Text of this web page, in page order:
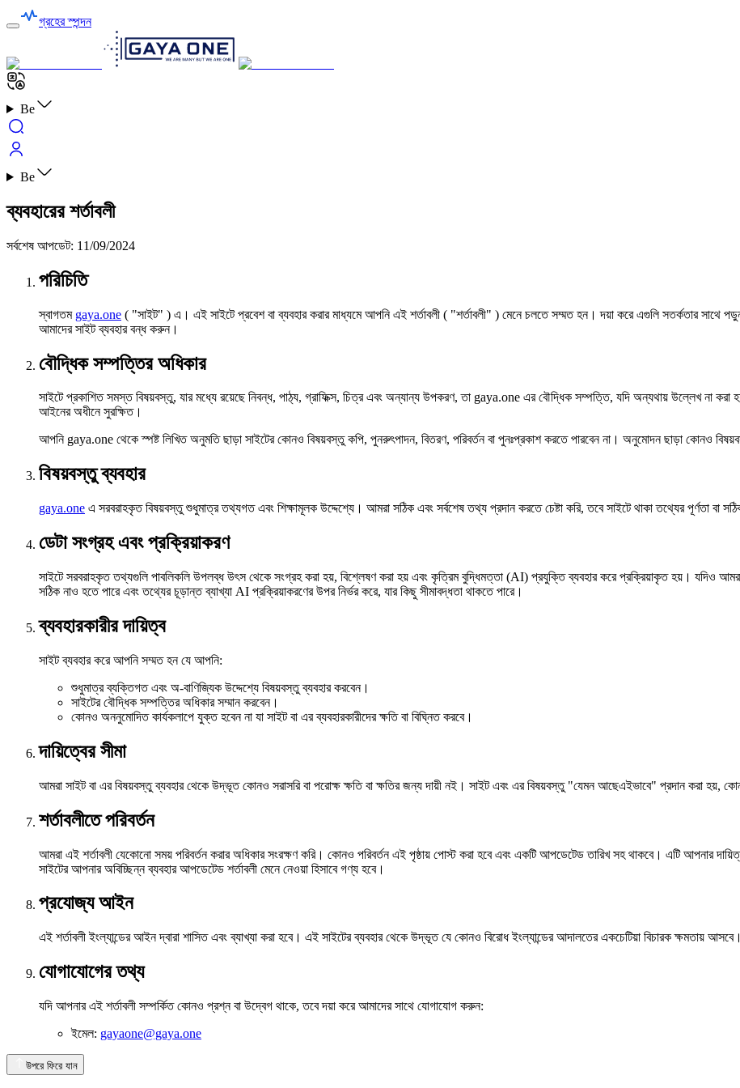
গ্রহের স্পন্দন
Be
Be
ব্যবহারের শর্তাবলী
সর্বশেষ আপডেট: 11/09/2024
পরিচিতি
স্বাগতম gaya.one ( "সাইট" ) এ। এই সাইটে প্রবেশ বা ব্যবহার করার মাধ্যমে আপনি এই শর্তাবলী ( "শর্তাবলী" ) মেনে চলতে সম্মত হন। দয়া করে এগুলি সতর্কতার সাথে
আমাদের সাইট ব্যবহার বন্ধ করুন।
বৌদ্ধিক সম্পত্তির অধিকার
সাইটে প্রকাশিত সমস্ত বিষয়বস্তু, যার মধ্যে রয়েছে নিবন্ধ, পাঠ্য, গ্রাফিক্স, চিত্র এবং অন্যান্য উপকরণ, তা gaya.one এর বৌদ্ধিক সম্পত্তি, যদি অন্যথায় উল্লেখ না
আইনের অধীনে সুরক্ষিত।
আপনি gaya.one থেকে স্পষ্ট লিখিত অনুমতি ছাড়া সাইটের কোনও বিষয়বস্তু কপি, পুনরুৎপাদন, বিতরণ, পরিবর্তন বা পুনঃপ্রকাশ করতে পারবেন না। অনুমোদন ছাড়া কোনও
বিষয়বস্তু ব্যবহার
gaya.one এ সরবরাহকৃত বিষয়বস্তু শুধুমাত্র তথ্যগত এবং শিক্ষামূলক উদ্দেশ্যে। আমরা সঠিক এবং সর্বশেষ তথ্য প্রদান করতে চেষ্টা করি, তবে সাইটে থাকা তথ্যের পূর্ণতা বা
ডেটা সংগ্রহ এবং প্রক্রিয়াকরণ
সাইটে সরবরাহকৃত তথ্যগুলি পাবলিকলি উপলব্ধ উৎস থেকে সংগ্রহ করা হয়, বিশ্লেষণ করা হয় এবং কৃত্রিম বুদ্ধিমত্তা (AI) প্রযুক্তি ব্যবহার করে প্রক্রিয়াকৃত হয়। যদিও আমরা
সঠিক নাও হতে পারে এবং তথ্যের চূড়ান্ত ব্যাখ্যা AI প্রক্রিয়াকরণের উপর নির্ভর করে, যার কিছু সীমাবদ্ধতা থাকতে পারে।
ব্যবহারকারীর দায়িত্ব
সাইট ব্যবহার করে আপনি সম্মত হন যে আপনি:
শুধুমাত্র ব্যক্তিগত এবং অ-বাণিজ্যিক উদ্দেশ্যে বিষয়বস্তু ব্যবহার করবেন।
সাইটের বৌদ্ধিক সম্পত্তির অধিকার সম্মান করবেন।
কোনও অননুমোদিত কার্যকলাপে যুক্ত হবেন না যা সাইট বা এর ব্যবহারকারীদের ক্ষতি বা বিঘ্নিত করবে।
দায়িত্বের সীমা
আমরা সাইট বা এর বিষয়বস্তু ব্যবহার থেকে উদ্ভূত কোনও সরাসরি বা পরোক্ষ ক্ষতি বা ক্ষতির জন্য দায়ী নই। সাইট এবং এর বিষয়বস্তু "যেমন আছেএইভাবে" প্রদান করা হয়,
শর্তাবলীতে পরিবর্তন
আমরা এই শর্তাবলী যেকোনো সময় পরিবর্তন করার অধিকার সংরক্ষণ করি। কোনও পরিবর্তন এই পৃষ্ঠায় পোস্ট করা হবে এবং একটি আপডেটেড তারিখ সহ থাকবে। এটি আপনার
সাইটের আপনার অবিচ্ছিন্ন ব্যবহার আপডেটেড শর্তাবলী মেনে নেওয়া হিসাবে গণ্য হবে।
প্রযোজ্য আইন
এই শর্তাবলী ইংল্যান্ডের আইন দ্বারা শাসিত এবং ব্যাখ্যা করা হবে। এই সাইটের ব্যবহার থেকে উদ্ভূত যে কোনও বিরোধ ইংল্যান্ডের আদালতের একচেটিয়া বিচারক ক্ষমতায় আসবে।
যোগাযোগের তথ্য
যদি আপনার এই শর্তাবলী সম্পর্কিত কোনও প্রশ্ন বা উদ্বেগ থাকে, তবে দয়া করে আমাদের সাথে যোগাযোগ করুন:
ইমেল: gayaone@gaya.one
উপরে ফিরে যান